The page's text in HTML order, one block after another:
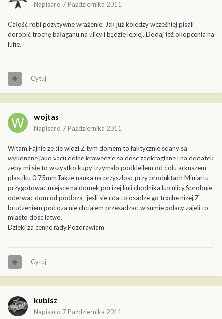
Napisano 7 Października 2011
Całość robi pozytywne wrażenie. Jak już koledzy wcześniej pisali
dorobić trochę bałaganu na ulicy i będzie lepiej. Dodaj też okopcenia na
lufie.
Cytuj
wojtas
Napisano 7 Października 2011
Witam.Fajnie ze sie widzi.Z tym domem to faktycznie sciany sa
wykonane jako vacu,dolne krawedzie sa dosc zaokraglone i na dodatek
zeby mi sie to wszystko kupy trzymalo podkleilem od dolu arkuszem
plastiku 0.75mm.Takze nauka na przyszlosc przy produktach Miniartu-
przygotowac miejsce na domek ponizej linii chodnika lub ulicy.Sprobuje
oderwac dom od podloza -jesli sie uda to osadze go troche nizej.Z
brudzeniem podloza nie chcialem przesadzac-w sumie polacy zajeli to
miasto dosc latwo.
Dzieki za cenne rady.Pozdrawiam
Cytuj
kubisz
Napisano 7 Października 2011